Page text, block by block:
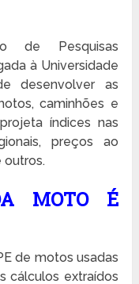
de Pesquisas
à Universidade
desenvolver as
caminhões e
índices nas
preços ao
outros.
MOTO É
de motos usadas
cálculos extraídos